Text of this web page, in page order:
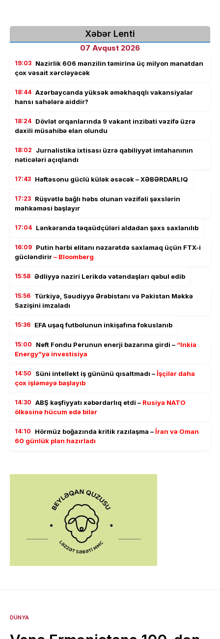
Xəbər Lenti
07 Avqust 2026
19:03 Nazirlik 606 mənzilin təmirinə üç milyon manatdan
çox vəsait xərcləyəcək
18:44 Azərbaycanda yüksək əməkhaqqlı vakansiyalar
hansı sahələrə aiddir?
18:24 Dövlət orqanlarında 9 vakant inzibati vəzifə üzrə
daxili müsahibə elan olundu
18:02
Jurnalistika ixtisası üzrə qabiliyyət imtahanının
nəticələri açıqlandı
17:43 Həftəsonu güclü külək əsəcək – XƏBƏRDARLIQ
17:23 Rüşvətlə bağlı həbs olunan vəzifəli şəxslərin
məhkəməsi başlayır
17:04 Lənkəranda təqaüdçüləri aldadan şəxs saxlanılıb
16:09 Putin hərbi elitanı nəzarətdə saxlamaq üçün FTX-i
gücləndirir– Bloomberg
15:58 Ədliyyə naziri Lerikdə vətəndaşları qəbul edib
15:56 Türkiyə, Səudiyyə Ərəbistanı və Pakistan Məkkə
Sazişini imzaladı
15:36 EFA uşaq futbolunun inkişafına fokuslanıb
15:00 Neft Fondu Perunun enerji bazarına girdi – “Inkia
Energy”yə investisiya
14:50 Süni intellekt iş gününü qısaltmadı –İşçilər daha
çox işləməyə başlayıb
14:30 ABŞ kəşfiyyatı xəbərdarlıq etdi – Rusiya NATO
ölkəsinə hücum edə bilər
14:10 Hörmüz boğazında kritik razılaşma –İran və Oman
60 günlük plan hazırladı
DÜNYA